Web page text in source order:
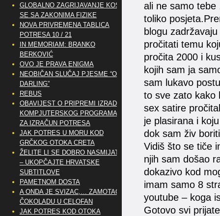
ali ne samo tebe
toliko
blogu
pročitati temu
pročita 2000 i
kojih sam ja
sam lukavo
to sve zato kako
sex satire
je plasirana i
dok sam živ
Vidiš što se tiče
njih sam došao
dokazivo kod
imam samo 8
youtube – koga
Gotovo svi
GLOBALNO ZAGRIJAVANJE KOSI
SE SA ZAKONIMA FIZIKE
NOVA PRIVREMENA TABLICA
POTRESA 10 / 21
IN MEMORIAM: BRANKO
BERKOVIĆ
OVO JE PRAVA ENIGMA
NEOBIČAN SLUČAJ PJESME “OH
DARLING”
REBUS
OBAVIJEST O PRIPREMI IZRADE
KOMPJUTERSKOG PROGRAMA
ZA IZRAČUN POTRESA
JAK POTRES U MORU KOD
GRČKOG OTOKA CRETA
ŽELITE LI SE DOBRO NASMIJATI
– UKOPČAJTE HRVATSKE
SUBTITLOVE
PAMETNOM DOSTA
A ONDA JE SVIZAC,… ZAMOTAO
ČOKOLADU U CELOFAN
JAK POTRES KOD OTOKA